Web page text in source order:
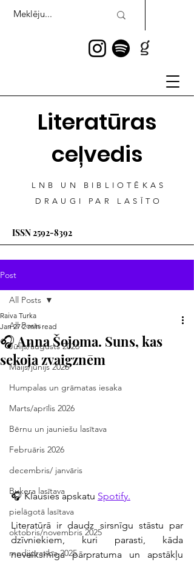
Literatūras
ceļvedis
LNB UN BIBLIOTĒKAS
DRAUGI PAR LASĪTO
ISSN2592-8392
Post
All Posts
Jūlijs/augusts 2026
Maijs/jūnijs 2026
Humpalas un grāmatas iesaka
Marts/aprīlis 2026
Bērnu un jauniešu lasītava
Februāris 2026
decembris/ janvāris
Bukera lasītava
pielāgotā lasītava
oktobris/novembris 2025
medijpratība 2025
All Posts
🎧 Anna Šojoma. Suns, kas
sekoja zvaigznēm
Raiva Turka
Jan 27 2 min read
🎧 Klausies apskatu Spotify.
Literatūrā ir daudz sirsnīgu stāstu par
dzīvniekiem, kuri parasti, kāda
neveiksmīga pārpratuma un apstākļu